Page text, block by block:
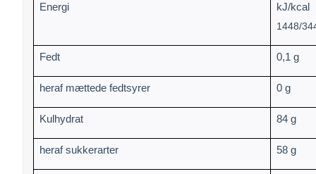
Energi
kJ/kcal
1448/
Fedt 0,1 g
heraf mættede fedtsyrer 0 g
Kulhydrat 84 g
heraf sukkerarter 58 g